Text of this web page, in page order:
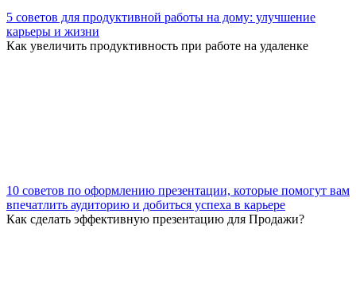
5 советов для продуктивной работы на дому: улучшение
карьеры и жизни
Как увеличить продуктивность при работе на удаленке
10 советов по оформлению презентации, которые помогут вам
впечатлить аудиторию и добиться успеха в карьере
Как сделать эффективную презентацию для Продажи?